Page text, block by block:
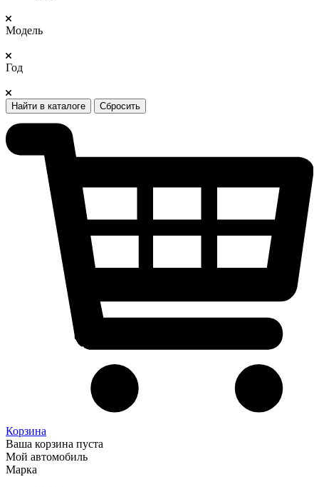
Модель
Год
Найти в каталоге Сбросить
Корзина
Ваша корзина пуста
Мой автомобиль
Марка